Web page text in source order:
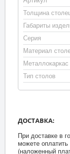
Толщина
Габариты
Серия
Материал
Металлокаркас
Тип столов
ДОСТАВКА:
При доставке в
можете
(наложенный